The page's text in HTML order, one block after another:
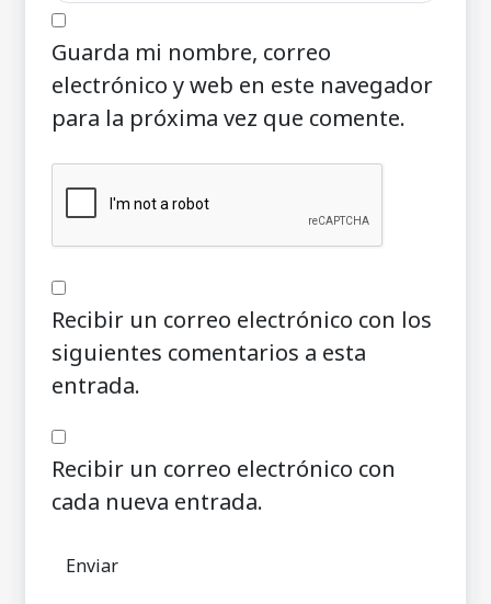
Guarda mi nombre, correo
electrónico y web en este navegador
para la próxima vez que comente.
Recibir un correo electrónico con los
siguientes comentarios a esta
entrada.
Recibir un correo electrónico con
cada nueva entrada.